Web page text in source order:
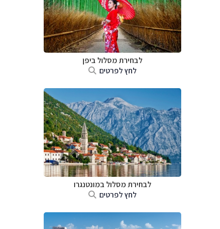
לבחירת מסלול ביפן
לחץ לפרטים
לבחירת מסלול במונטנגרו
לחץ לפרטים